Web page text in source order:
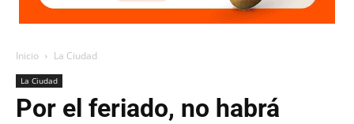
Inicio La Ciudad
La Ciudad
Por el feriado, no habrá